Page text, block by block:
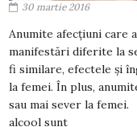
30 martie 2016
Anumite afecțiuni care
manifestări diferite la
fi similare, efectele și
la femei. În plus,
sau mai sever la
alcool sunt